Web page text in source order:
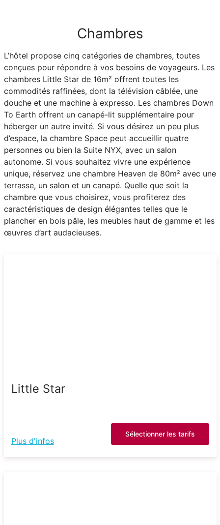
Chambres
L’hôtel propose cinq catégories de chambres, toutes
conçues pour répondre à vos besoins de voyageurs. Les
chambres Little Star de 16m² offrent toutes les
commodités raffinées, dont la télévision câblée, une
douche et une machine à expresso. Les chambres Down
To Earth offrent un canapé-lit supplémentaire pour
héberger un autre invité. Si vous désirez un peu plus
d’espace, la chambre Space peut accueillir quatre
personnes ou bien la Suite NYX, avec un salon
autonome. Si vous souhaitez vivre une expérience
unique, réservez une chambre Heaven de 80m² avec une
terrasse, un salon et un canapé. Quelle que soit la
chambre que vous choisirez, vous profiterez des
caractéristiques de design élégantes telles que le
plancher en bois pâle, les meubles haut de gamme et les
œuvres d’art audacieuses.
Little Star
Plus d'infos
Sélectionner les tarifs